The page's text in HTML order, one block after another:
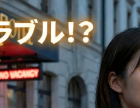
コラボレーション
カテゴリー
コラム